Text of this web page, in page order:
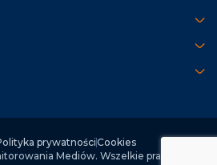
prywatnościCookies
Mediów. Wszelkie prawa